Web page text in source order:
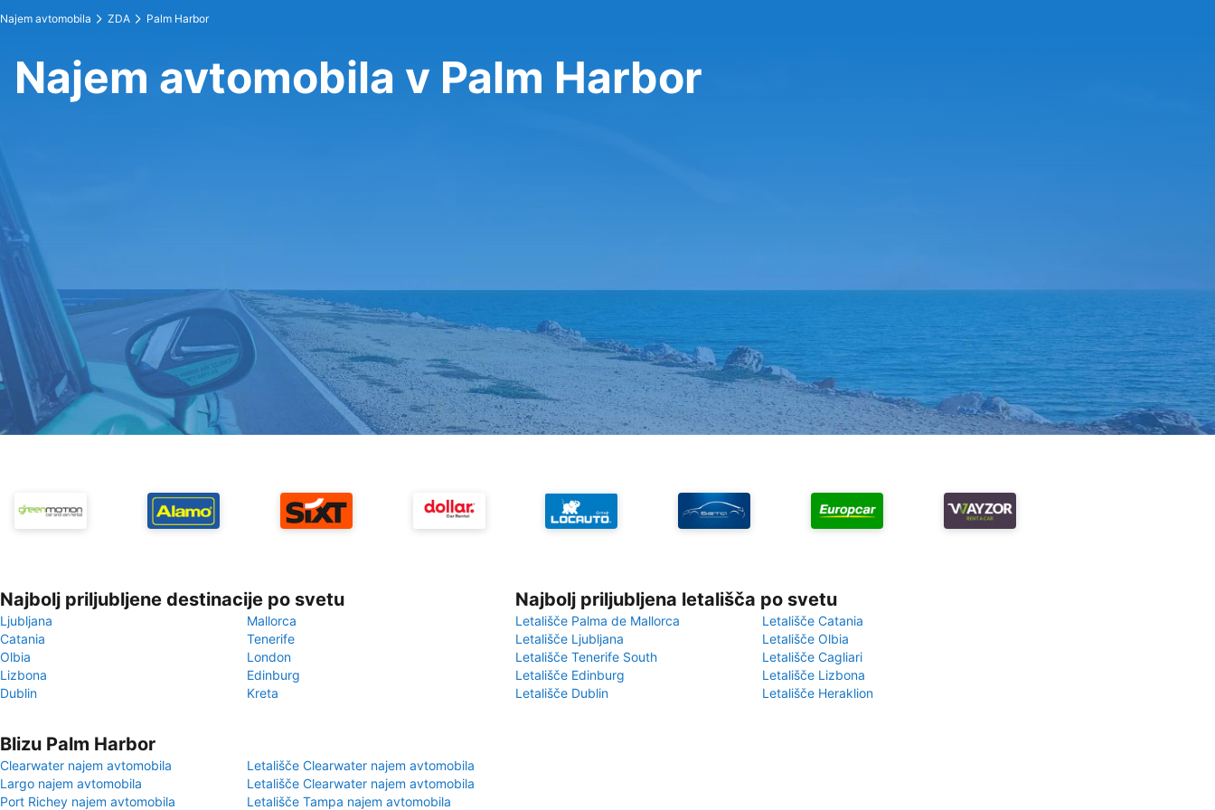
Najem avtomobila ZDA Palm Harbor
Najem avtomobila v Palm Harbor
Najbolj priljubljene destinacije po svetu
Ljubljana
Mallorca
Catania
Tenerife
Olbia
London
Lizbona
Edinburg
Dublin
Kreta
Najbolj priljubljena letališča po svetu
Letališče Palma de Mallorca
Letališče Catania
Letališče Ljubljana
Letališče Olbia
Letališče Tenerife South
Letališče Cagliari
Letališče Edinburg
Letališče Lizbona
Letališče Dublin
Letališče Heraklion
Blizu Palm Harbor
Clearwater najem avtomobila
Letališče Clearwater najem avtomobila
Largo najem avtomobila
Letališče Clearwater najem avtomobila
Port Richey najem avtomobila
Letališče Tampa najem avtomobila